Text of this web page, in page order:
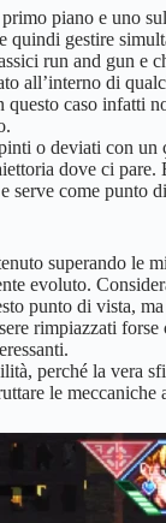
piano e uno
quindi gestire
run and gun e
all’interno di
caso infatti
o deviati con un
dove ci pare.
serve come punto
superando le
evoluto.
punto di vista,
rimpiazzati forse
perché la vera
le meccaniche